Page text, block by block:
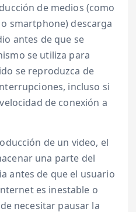
de medios (como
smartphone) descarga
antes de que se
se utiliza para
se reproduzca de
incluso si
de conexión a
de un video, el
una parte del
antes de que el usuario
es inestable o
necesitar pausar la